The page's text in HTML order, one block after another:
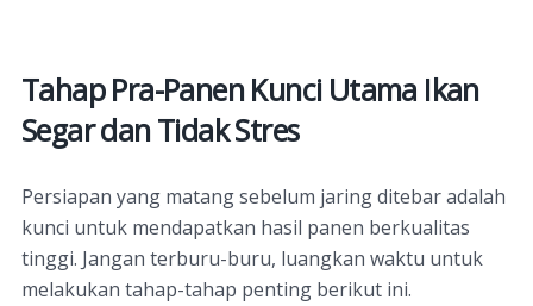
Tahap Pra-Panen Kunci Utama Ikan
Segar dan Tidak Stres
Persiapan yang matang sebelum jaring ditebar adalah
kunci untuk mendapatkan hasil panen berkualitas
tinggi. Jangan terburu-buru, luangkan waktu untuk
melakukan tahap-tahap penting berikut ini.